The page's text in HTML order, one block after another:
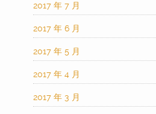
2017 年 7 月
2017 年 6 月
2017 年 5 月
2017 年 4 月
2017 年 3 月